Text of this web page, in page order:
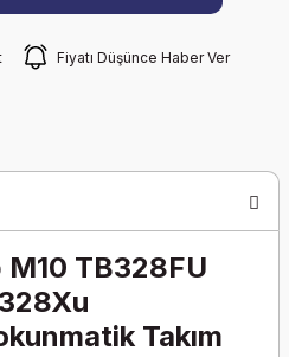
Fiyatı Düşünce Haber Ver
M10 TB328FU
Takım